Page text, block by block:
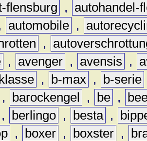
flensburg
,
autohandel-
automobile ,
,
, avenger , avensis ,
, b-max , b-serie
, barockengel , be ,
, berlingo , besta ,
, boxer , boxster ,